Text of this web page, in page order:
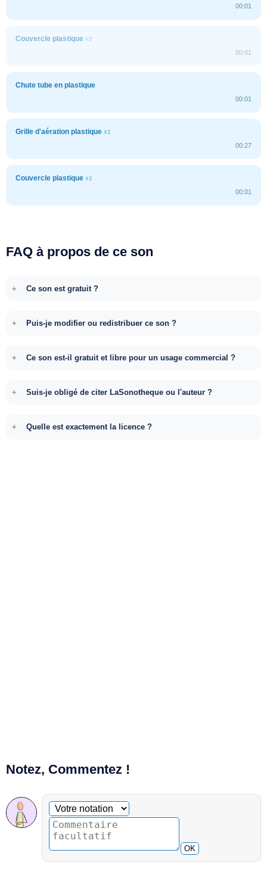
00:01
Couvercle plastique #2
00:01
Chute tube en plastique
00:01
Grille d'aération plastique #1
00:27
Couvercle plastique #1
00:01
FAQ à propos de ce son
Ce son est gratuit ?
Puis-je modifier ou redistribuer ce son ?
Ce son est-il gratuit et libre pour un usage commercial ?
Suis-je obligé de citer LaSonotheque ou l'auteur ?
Quelle est exactement la licence ?
Notez, Commentez !
Commentaire facultatif
Votre notation
OK